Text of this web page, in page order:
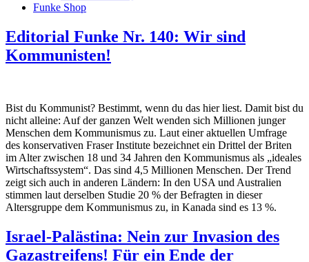
Funke Shop
Editorial Funke Nr. 140: Wir sind
Kommunisten!
Bist du Kommunist? Bestimmt, wenn du das hier liest. Damit bist du
nicht alleine: Auf der ganzen Welt wenden sich Millionen junger
Menschen dem Kommunismus zu. Laut einer aktuellen Umfrage
des konservativen Fraser Institute bezeichnet ein Drittel der Briten
im Alter zwischen 18 und 34 Jahren den Kommunismus als „ideales
Wirtschaftssystem“. Das sind 4,5 Millionen Menschen. Der Trend
zeigt sich auch in anderen Ländern: In den USA und Australien
stimmen laut derselben Studie 20 % der Befragten in dieser
Altersgruppe dem Kommunismus zu, in Kanada sind es 13 %.
Israel-Palästina: Nein zur Invasion des
Gazastreifens! Für ein Ende der